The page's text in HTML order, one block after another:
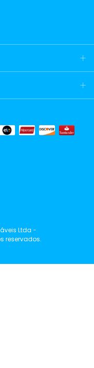
Ltda -
reservados.